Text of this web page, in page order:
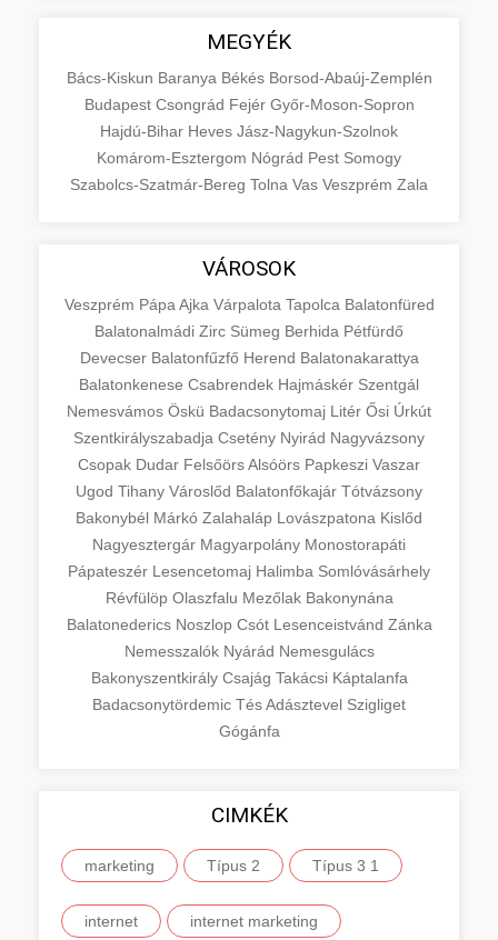
MEGYÉK
Bács-Kiskun Baranya Békés Borsod-Abaúj-Zemplén
Budapest Csongrád Fejér Győr-Moson-Sopron
Hajdú-Bihar Heves Jász-Nagykun-Szolnok
Komárom-Esztergom Nógrád Pest Somogy
Szabolcs-Szatmár-Bereg Tolna Vas Veszprém Zala
VÁROSOK
Veszprém Pápa Ajka Várpalota Tapolca Balatonfüred
Balatonalmádi Zirc Sümeg Berhida Pétfürdő
Devecser Balatonfűzfő Herend Balatonakarattya
Balatonkenese Csabrendek Hajmáskér Szentgál
Nemesvámos Öskü Badacsonytomaj Litér Ősi Úrkút
Szentkirályszabadja Csetény Nyirád Nagyvázsony
Csopak Dudar FelsőörsAlsóörs Papkeszi Vaszar
Ugod Tihany Városlőd Balatonfőkajár Tótvázsony
Bakonybél Márkó Zalahaláp Lovászpatona Kislőd
Nagyesztergár Magyarpolány Monostorapáti
Pápateszér Lesencetomaj Halimba Somlóvásárhely
Révfülöp Olaszfalu Mezőlak Bakonynána
Balatonederics Noszlop Csót Lesenceistvánd Zánka
Nemesszalók Nyárád Nemesgulács
Bakonyszentkirály Csajág Takácsi Káptalanfa
Badacsonytördemic TésAdásztevel Szigliget
Gógánfa
CIMKÉK
marketing Típus 2 Típus 3 1
internet internet marketing